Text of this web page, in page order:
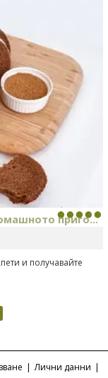
приго...
на изцяло нов
и получавайте
| Лични данни |